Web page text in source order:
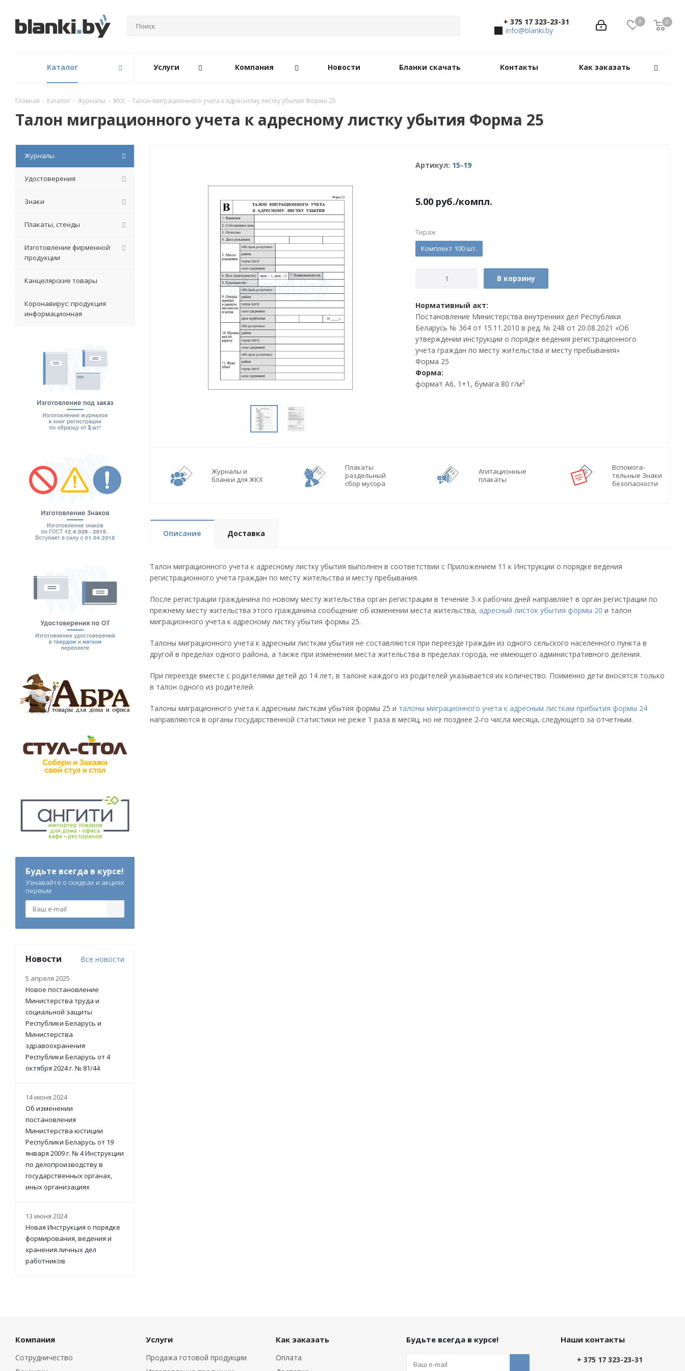
0 0
0
+ 375 17 323-23-31
info@blanki.by
Каталог Услуги Компания Новости Бланки скачать Контакты Как заказать
Главная - Каталог - Журналы - ЖКХ - Талон миграционного учета к адресному листку убытия Форма 25
Талон миграционного учета к адресному листку убытия Форма 25
Артикул: 15-19
5.00 руб./компл.
Тираж
Комплект 100 шт.
В корзину
Нормативный акт:
Постановление Министерства внутренних дел Республики
Беларусь № 364 от 15.11.2010 в ред. № 248 от 20.08.2021 «Об
утверждении инструкции о порядке ведения регистрационного
учета граждан по месту жительства и месту пребывания»
Форма 25
Форма:
формат А6, 1+1, бумага 80 г/м2
Журналы и
бланки для ЖКХ
Плакаты
раздельный
сбор мусора
Агитационные
плакаты
Вспомога-
тельные Знаки
безопасности
Описание Доставка
Талон миграционного учета к адресному листку убытия выполнен в соответствии с Приложением 11 к Инструкции о порядке ведения
регистрационного учета граждан по месту жительства и месту пребывания.
После регистрации гражданина по новому месту жительства орган регистрации в течение 3-х рабочих дней направляет в орган регистрации по
прежнему месту жительства этого гражданина сообщение об изменении места жительства, адресный листок убытия формы 20 и талон
миграционного учета к адресному листку убытия формы 25.
Талоны миграционного учета к адресным листкам убытия не составляются при переезде граждан из одного сельского населенного пункта в
другой в пределах одного района, а также при изменении места жительства в пределах города, не имеющего административного деления.
При переезде вместе с родителями детей до 14 лет, в талоне каждого из родителей указывается их количество. Поименно дети вносятся только
в талон одного из родителей.
Талоны миграционного учета к адресным листкам убытия формы 25 и талоны миграционного учета к адресным листкам прибытия формы 24
направляются в органы государственной статистики не реже 1 раза в месяц, но не позднее 2-го числа месяца, следующего за отчетным.
Журналы
Удостоверения
Знаки
Плакаты, стенды
Изготовление фирменной
продукции
Канцелярские товары
Коронавирус: продукция
информационная
Будьте всегда в курсе!
Узнавайте о скидках и акциях
первым
Новости Все новости
5 апреля 2025
Новое постановление
Министерства труда и
социальной защиты
Республики Беларусь и
Министерства
здравоохранения
Республики Беларусь от 4
октября 2024 г. № 81/44
14 июня 2024
Об изменении
постановления
Министерства юстиции
Республики Беларусь от 19
января 2009 г. № 4 Инструкции
по делопроизводству в
государственных органах,
иных организациях
13 июня 2024
Новая Инструкция о порядке
формирования, ведения и
хранения личных дел
работников
Компания
Сотрудничество
Услуги
Продажа готовой продукции
Как заказать
Оплата
Будьте всегда в курсе! Наши контакты
+ 375 17 323-23-31